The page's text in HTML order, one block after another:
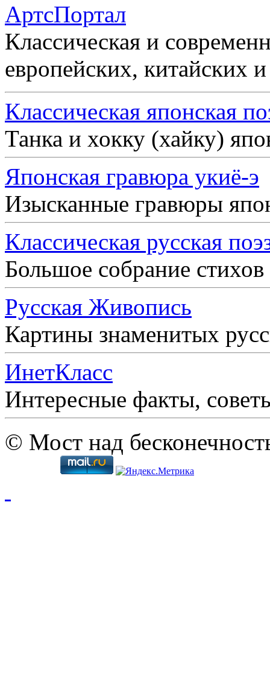
АртсПортал
Классическая и
европейских, китайских
Классическая японская
Танка и хокку (хайку)
Японская гравюра укиё-э
Изысканные гравюры
Классическая русская
Большое собрание
Русская Живопись
Картины знаменитых
ИнетКласс
Интересные факты,
© Мост над